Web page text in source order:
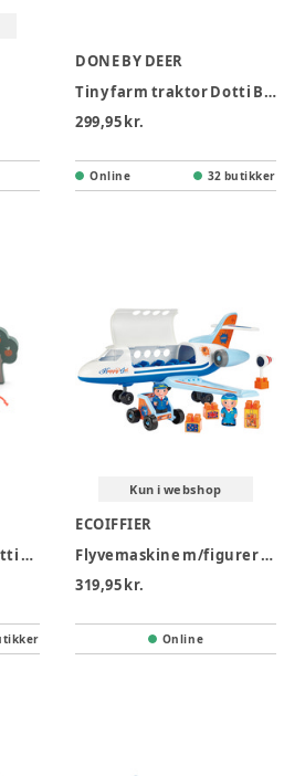
DONE BY DEER
Tiny farm traktor Dotti Blå
299,95 kr.
Online 32 butikker
Tiny farm legesæt Dotti Farvemix
Kun i webshop
ECOIFFIER
Flyvemaskine m/figurer og tilbehør
319,95 kr.
Online